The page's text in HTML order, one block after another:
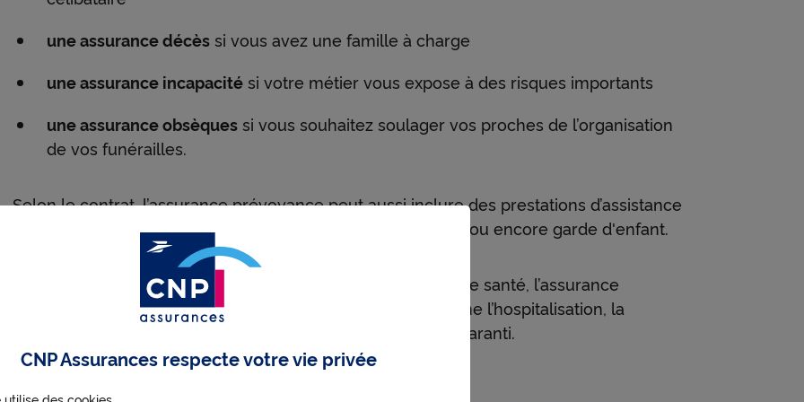
une assurance décès si vous avez une famille à charge
une assurance incapacité si votre métier vous expose à des risques importants
une assurance obsèques si vous souhaitez soulager vos proches de l’organisation
de vos funérailles.
Selon le contrat, l’assurance prévoyance peut aussi inclure des prestations d’assistance
: aide ménagère à domicile, à l’aménagement du logement ou encore garde d'enfant.
contrairement à un contrat de complémentaire santé, l’assurance
prévoyance exclut les dépenses de santé de l’assuré comme l’hospitalisation, la
rééducation… Et cela, même si elles résultent d’un sinistre garanti.
CNP Assurances respecte votre vie privée